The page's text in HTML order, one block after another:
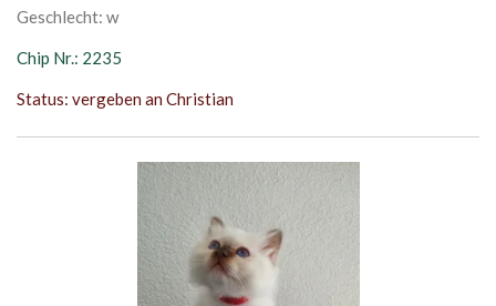
Geschlecht: w
Chip Nr.: 2235
Status: vergeben an Christian